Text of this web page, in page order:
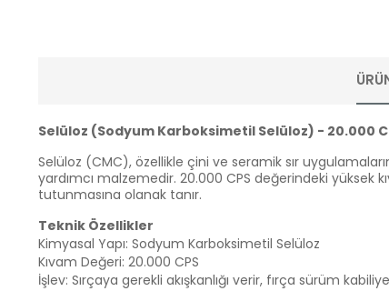
Selüloz (Sodyum Karboksimetil Selüloz) - 20.000
Selüloz (CMC), özellikle çini ve seramik sır
yardımcı malzemedir. 20.000 CPS değerindeki yüksek
tutunmasına olanak tanır.
Teknik Özellikler
Kimyasal Yapı: Sodyum Karboksimetil Selüloz
Kıvam Değeri: 20.000 CPS
İşlev: Sırçaya gerekli akışkanlığı verir, fırça sürüm